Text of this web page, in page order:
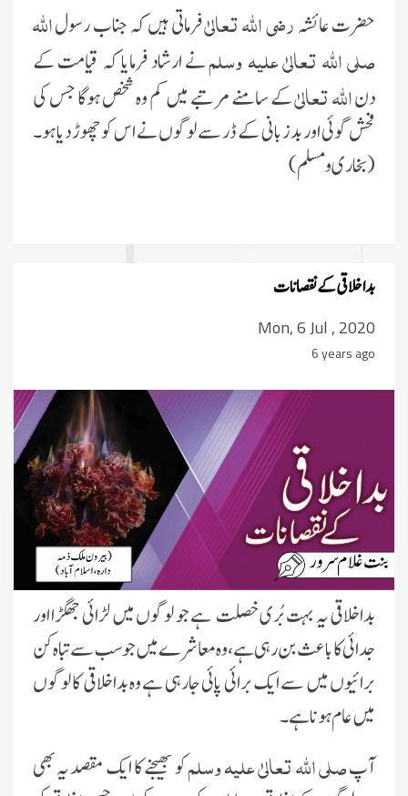
حضرت عائشہرضى اللہ تعالىٰفرماتى ہىں کہ جناب رسولاللہ
صلى اللہ تعالىٰ علیہ وسلمنے ارشاد فرماىا کہ قىامت کے
دناللہ تعالىٰکے سامنے مرتبے مىں کم وہ شخص ہوگا جس کى
فحش گوئى اور بدزبانى کے ڈر سے لوگوں نے اس کو چھوڑ دىا ہو۔
(بخارى و مسلم)
بداخلاقى کے نقصانات
Mon, 6 Jul , 2020
6 years ago
بداخلاقى ىہ بہت بُرى خصلت ہے جو لوگوں مىں لڑائى جھگڑا اور
جدائى کا باعث بن رہى ہے ،وہ معاشرے مىں جو سب سے تباہ کن
برائىوں مىں سے اىک برائى پائى جارہى ہے وہ بداخلاقى کا لوگوں
مىں عام ہونا ہے۔
آپصلى اللہ تعالىٰ علیہ وسلمکو بھىجنے کا اىک مقصد ىہ بھى